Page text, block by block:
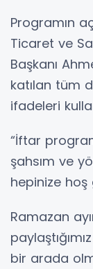
Programın
Ticaret ve
Başkanı
katılan tüm
ifadeleri
“İftar
şahsım ve
hepinize
Ramazan
bir arada